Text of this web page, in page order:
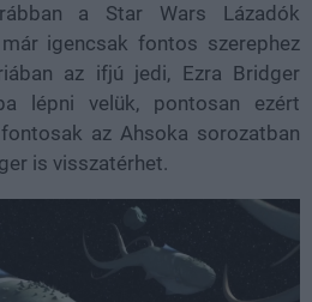
a Star Wars Lázadók
igencsak fontos szerephez
az ifjú jedi, Ezra Bridger
lépni velük, pontosan ezért
az Ahsoka sorozatban
is visszatérhet.